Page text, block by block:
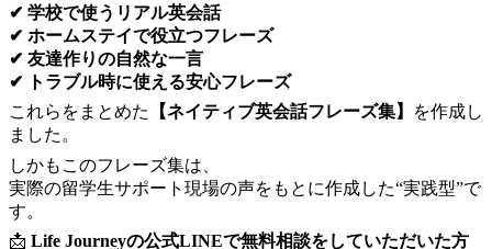
✔ 学校で使うリアル英会話
✔ ホームステイで役立つフレーズ
✔ 友達作りの自然な一言
✔ トラブル時に使える安心フレーズ
これらをまとめた
【ネイティブ英会話フレーズ集】
を作成し
ました。
しかもこのフレーズ集は、
実際の留学生サポート現場の声をもとに作成した“実践型”で
す。
📩 Life Journeyの公式LINEで無料相談をしていただいた方